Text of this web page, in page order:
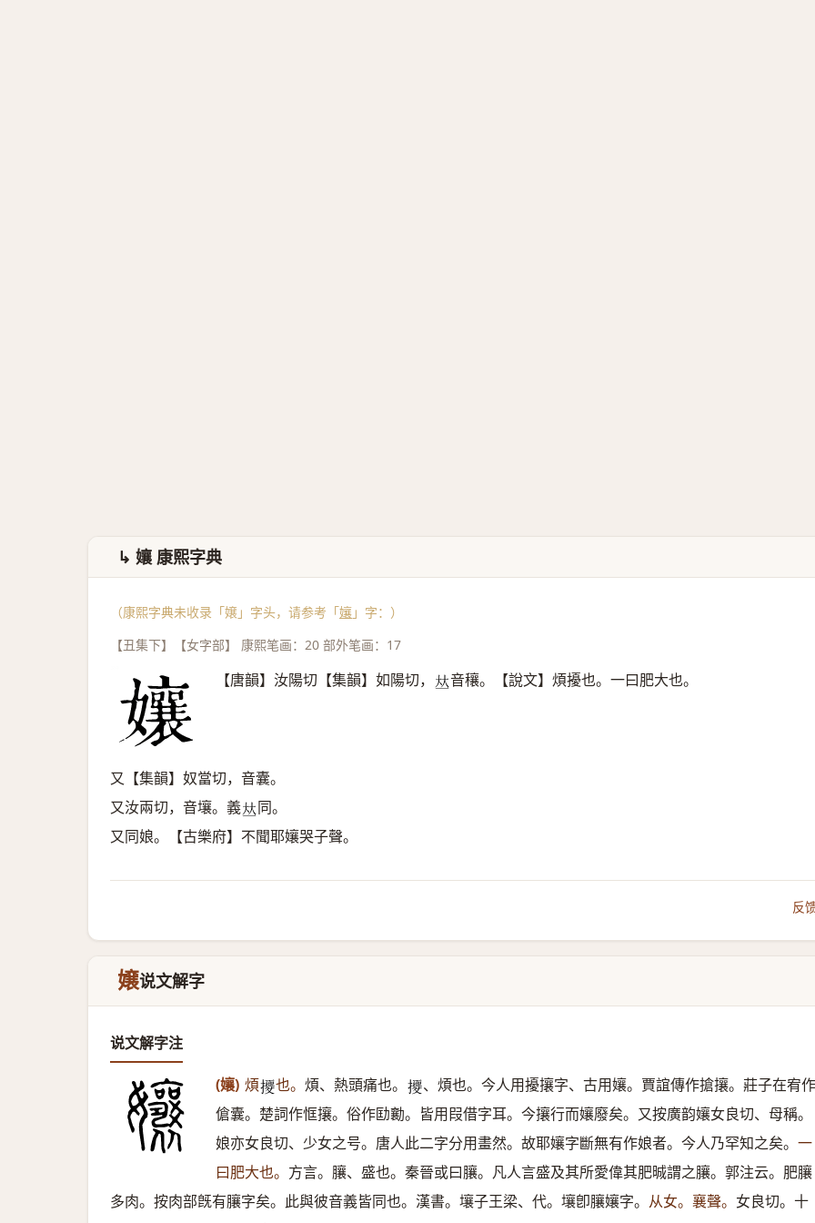
↳ 孃 康熙字典
（康熙字典未收录「嬢」字头，请参考「孃 」字：）
【丑集下】【女字部】 康熙笔画：20 部外笔画：17
【唐韻】汝陽切【集韻】如陽切， 𠀤音穰。【說文】煩擾也。一曰肥大也。
又【集韻】奴當切，音囊。
又汝兩切，音壤。義𠀤同。
又同娘。【古樂府】不聞耶孃哭子聲。
反
嬢说文解字
说文解字注
(孃) 煩𢺕 也。 煩、熱頭痛也。 𢺕 、煩也。今人用擾攘字、古用孃。賈誼傳作搶攘。莊子在宥作
傖囊。楚詞作恇攘。俗作劻勷。皆用叚借字耳。今攘行而孃廢矣。又按廣韵孃女良切、母稱。
娘亦女良切、少女之号。唐人此二字分用畫然。故耶孃字斷無有作娘者。今人乃罕知之矣。 一
曰肥大也。 方言。䑋、盛也。秦晉或曰䑋。凡人言盛及其所愛偉其肥晠謂之䑋。郭注云。肥䑋
多肉。按肉部旣有䑋字矣。此與彼音義皆同也。漢書。壤子王梁、代。壤卽䑋孃字。 从女。襄聲。 女良切。十